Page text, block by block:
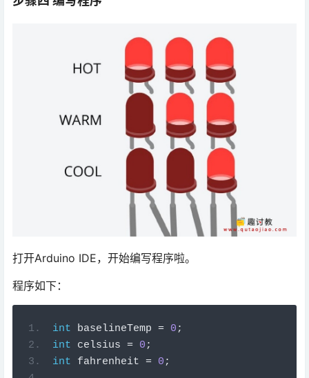
打开Arduino IDE，开始编写程序啦。
程序如下：
int baselineTemp = 0 ;
int celsius = 0 ;
int fahrenheit = 0 ;